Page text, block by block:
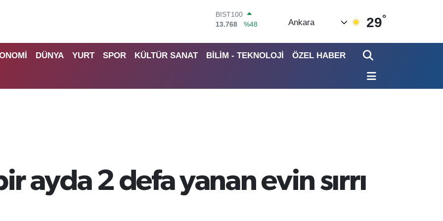
BITCOIN
64.602,05
%0.69
EURO
Ankara 29°
DÜNYA YURT SPOR KÜLTÜR SANAT BİLİM - TEKNOLOJİ ÖZEL HABER
ayda 2 defa yanan evin sırrı